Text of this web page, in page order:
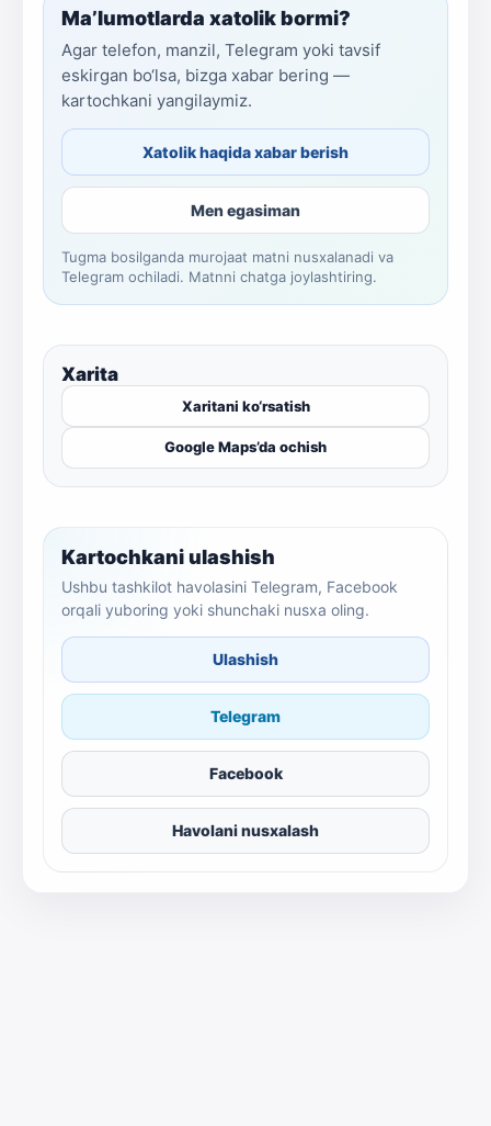
Ma’lumotlarda xatolik bormi?
Agar telefon, manzil, Telegram yoki tavsif
eskirgan bo‘lsa, bizga xabar bering —
kartochkani yangilaymiz.
Xatolik haqida xabar berish
Men egasiman
Tugma bosilganda murojaat matni nusxalanadi va
Telegram ochiladi. Matnni chatga joylashtiring.
Xarita
Xaritani ko‘rsatish
Google Maps’da ochish
Kartochkani ulashish
Ushbu tashkilot havolasini Telegram, Facebook
orqali yuboring yoki shunchaki nusxa oling.
Ulashish
Telegram
Facebook
Havolani nusxalash